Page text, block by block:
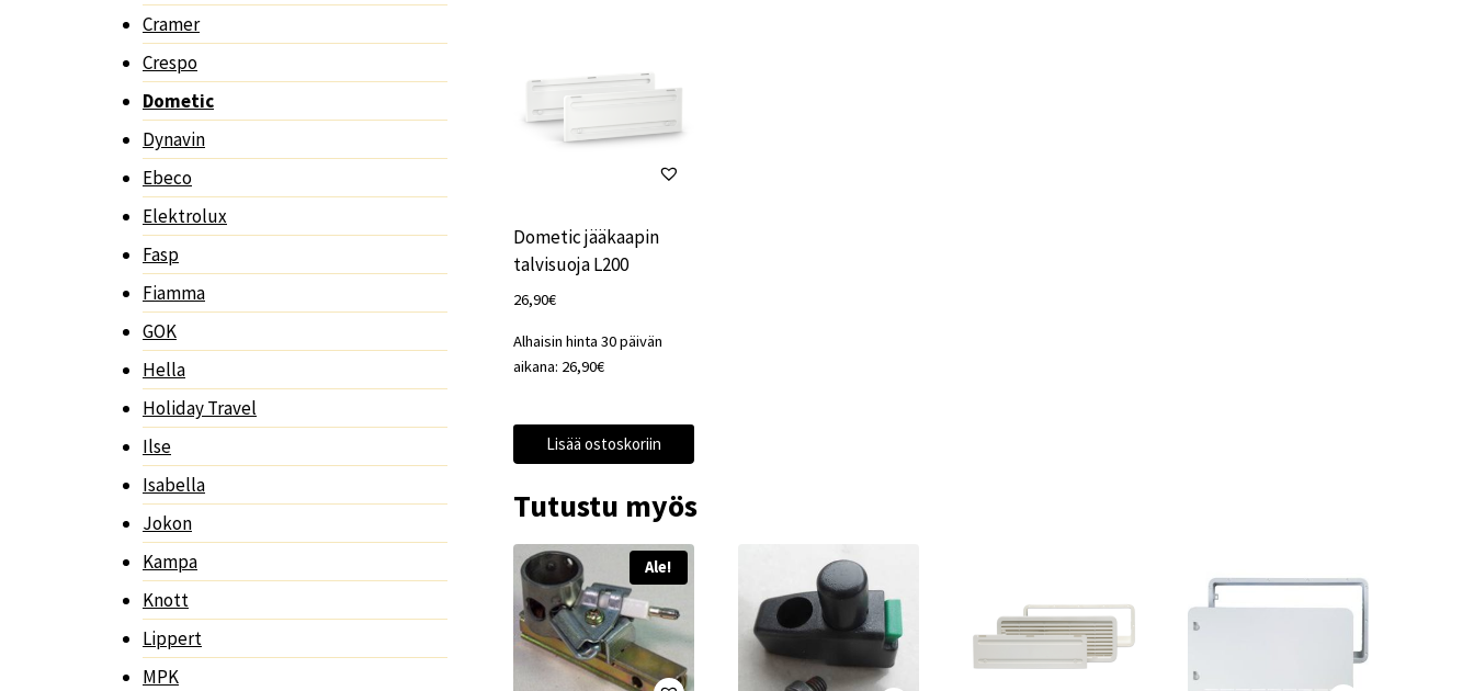
Dometic jääkaapin
talvisuoja L200
26,90€
Alhaisin hinta 30 päivän
aikana: 26,90€
Lisää ostoskoriin
Tutustu myös
Ale!
Cramer
Crespo
Dometic
Dynavin
Ebeco
Elektrolux
Fasp
Fiamma
GOK
Hella
Holiday Travel
Ilse
Isabella
Jokon
Kampa
Knott
Lippert
MPK